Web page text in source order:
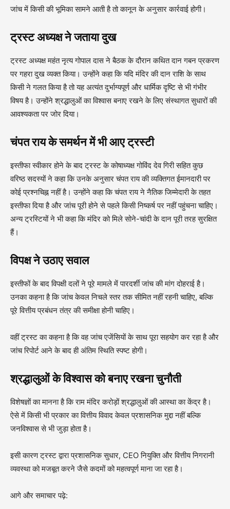
जांच में किसी की भूमिका सामने आती है तो कानून के अनुसार कार्रवाई होगी।
ट्रस्ट अध्यक्ष ने जताया दुख
ट्रस्ट अध्यक्ष महंत नृत्य गोपाल दास ने बैठक के दौरान कथित दान गबन प्रकरण
पर गहरा दुख व्यक्त किया। उन्होंने कहा कि यदि मंदिर की दान राशि के साथ
किसी ने गलत किया है तो यह अत्यंत दुर्भाग्यपूर्ण और धार्मिक दृष्टि से भी गंभीर
विषय है। उन्होंने श्रद्धालुओं का विश्वास बनाए रखने के लिए संस्थागत सुधारों की
आवश्यकता पर जोर दिया।
चंपत राय के समर्थन में भी आए ट्रस्टी
इस्तीफा स्वीकार होने के बाद ट्रस्ट के कोषाध्यक्ष गोविंद देव गिरी सहित कुछ
वरिष्ठ सदस्यों ने कहा कि उनके अनुसार चंपत राय की व्यक्तिगत ईमानदारी पर
कोई प्रश्नचिह्न नहीं है। उन्होंने कहा कि चंपत राय ने नैतिक जिम्मेदारी के तहत
इस्तीफा दिया है और जांच पूरी होने से पहले किसी निष्कर्ष पर नहीं पहुंचना चाहिए।
अन्य ट्रस्टियों ने भी कहा कि मंदिर को मिले सोने-चांदी के दान पूरी तरह सुरक्षित
हैं।
विपक्ष ने उठाए सवाल
इस्तीफों के बाद विपक्षी दलों ने पूरे मामले में पारदर्शी जांच की मांग दोहराई है।
उनका कहना है कि जांच केवल निचले स्तर तक सीमित नहीं रहनी चाहिए, बल्कि
पूरे वित्तीय प्रबंधन तंत्र की समीक्षा होनी चाहिए।
वहीं ट्रस्ट का कहना है कि वह जांच एजेंसियों के साथ पूरा सहयोग कर रहा है और
जांच रिपोर्ट आने के बाद ही अंतिम स्थिति स्पष्ट होगी।
श्रद्धालुओं के विश्वास को बनाए रखना चुनौती
विशेषज्ञों का मानना है कि राम मंदिर करोड़ों श्रद्धालुओं की आस्था का केंद्र है।
ऐसे में किसी भी प्रकार का वित्तीय विवाद केवल प्रशासनिक मुद्दा नहीं बल्कि
जनविश्वास से भी जुड़ा होता है।
इसी कारण ट्रस्ट द्वारा प्रशासनिक सुधार, CEO नियुक्ति और वित्तीय निगरानी
व्यवस्था को मजबूत करने जैसे कदमों को महत्वपूर्ण माना जा रहा है।
आगे और समाचार पढ़े: